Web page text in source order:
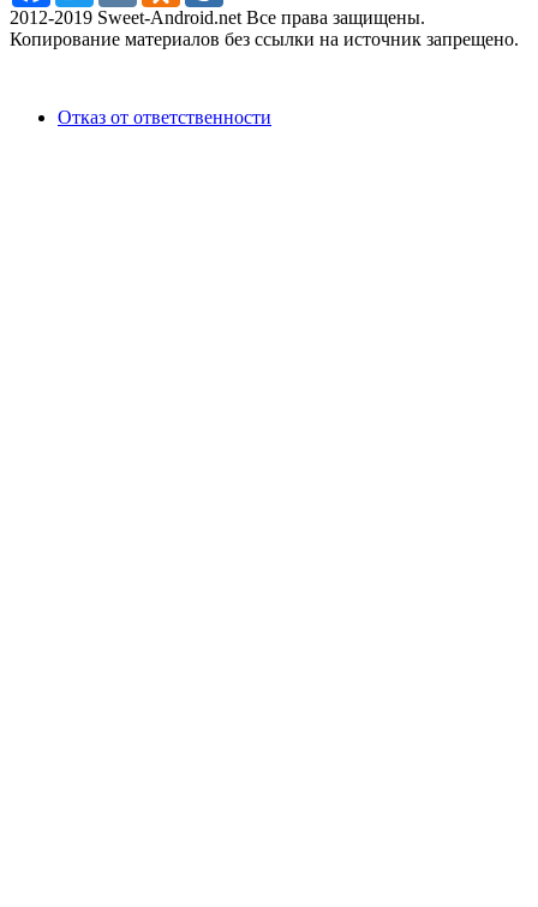
2012-2019 Sweet-Android.net Все права защищены.
Копирование материалов без ссылки на источник запрещено.
Отказ от ответственности